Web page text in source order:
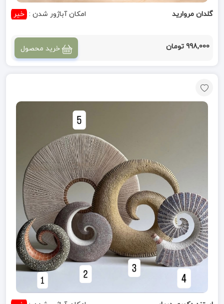
گلدان مروارید امکان آباژور شدن : خیر
998,000 تومان خرید محصول